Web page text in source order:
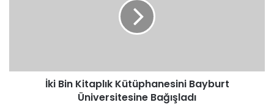
İki Bin Kitaplık Kütüphanesini Bayburt
Üniversitesine Bağışladı